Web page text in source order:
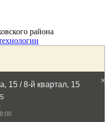
района